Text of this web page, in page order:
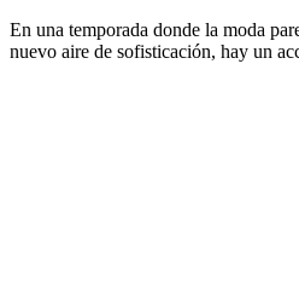
En una temporada donde la moda
nuevo aire de sofisticación, hay un